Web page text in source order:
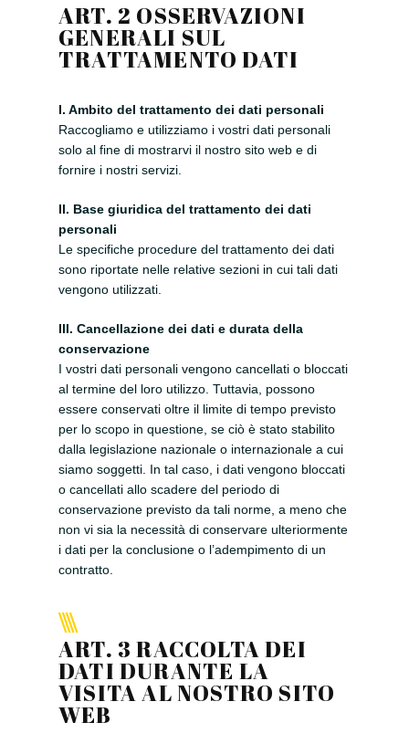
ART. 2 OSSERVAZIONI
GENERALI SUL
TRATTAMENTO DATI
I. Ambito del trattamento dei dati personali
Raccogliamo e utilizziamo i vostri dati personali
solo al fine di mostrarvi il nostro sito web e di
fornire i nostri servizi.
II. Base giuridica del trattamento dei dati
personali
Le specifiche procedure del trattamento dei dati
sono riportate nelle relative sezioni in cui tali dati
vengono utilizzati.
III. Cancellazione dei dati e durata della
conservazione
I vostri dati personali vengono cancellati o bloccati
al termine del loro utilizzo. Tuttavia, possono
essere conservati oltre il limite di tempo previsto
per lo scopo in questione, se ciò è stato stabilito
dalla legislazione nazionale o internazionale a cui
siamo soggetti. In tal caso, i dati vengono bloccati
o cancellati allo scadere del periodo di
conservazione previsto da tali norme, a meno che
non vi sia la necessità di conservare ulteriormente
i dati per la conclusione o l’adempimento di un
contratto.
ART. 3 RACCOLTA DEI
DATI DURANTE LA
VISITA AL NOSTRO SITO
WEB